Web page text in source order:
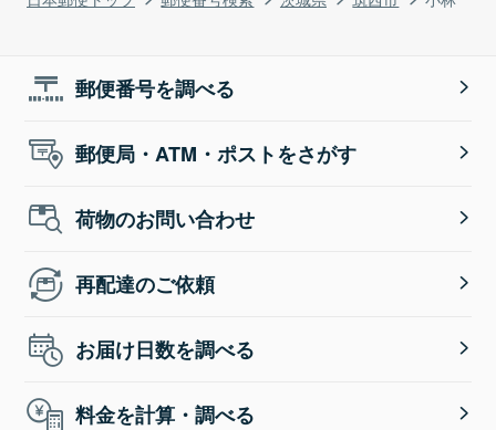
郵便番号を調べる
郵便局・ATM・ポストをさがす
荷物のお問い合わせ
再配達のご依頼
お届け日数を調べる
料金を計算・調べる